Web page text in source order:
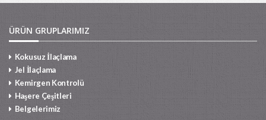
Jel İlaçlama
ÜRÜN GRUPLARIMIZ
Kokusuz İlaçlama
Jel İlaçlama
Kemirgen Kontrolü
Haşere Çeşitleri
Belgelerimiz